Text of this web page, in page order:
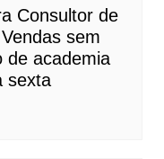
Consultor de
sem
de academia
sexta